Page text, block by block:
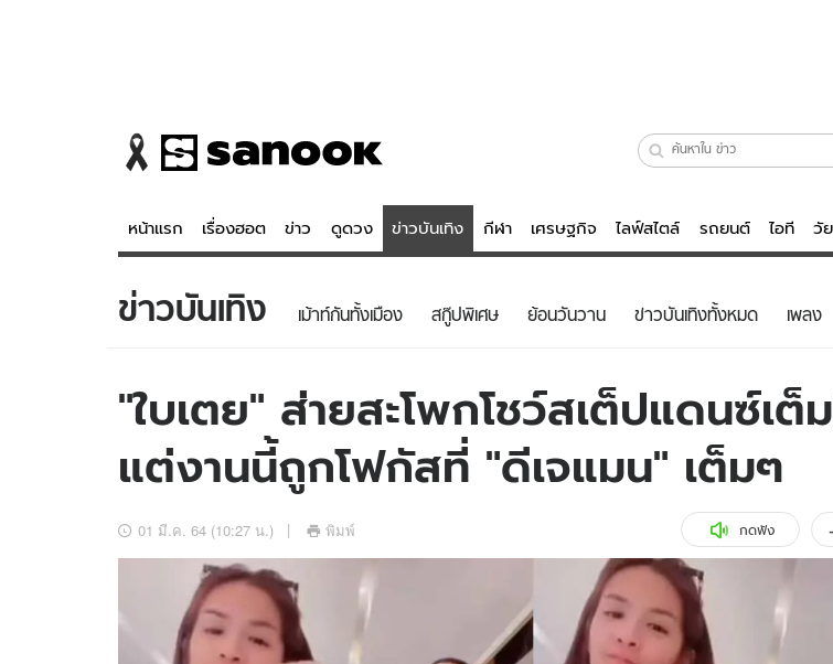
หน้าแรก เรื่องฮอต ข่าว ดูดวง ข่าวบันเทิง กีฬา เศรษฐกิจ ไลฟ์สไตล์ รถยนต์ ไอที วั
ข่าว
ข่าวบันเทิง
ข่าวกีฬา
ข่าวเศรษฐกิจ
อัปเดตจีน
เช็กข่าวชัวร์
ดูดวง - ตรวจหวย
สถิติหวยไทย
หวยลาว
ไลฟ์สไตล์
วัยรุ่น
ไอที
สุขภาพ
เที่ยว-กิน
Tasteful Thailand
Sanook Choice
ข่าวบันเทิง เม้าท์กันทั้งเมือง สกู๊ปพิเศษ ย้อนวันวาน ข่าวบันเทิงทั้งหมด เพลง
"ใบเตย" ส่ายสะโพกโชว์สเต็ปแดนซ์เต็
แต่งานนี้ถูกโฟกัสที่ "ดีเจแมน" เต็มๆ
01 มี.ค. 64 (10:27 น.) พิมพ์ กดฟัง